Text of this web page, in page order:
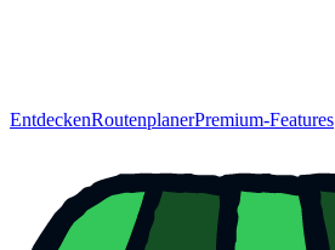
EntdeckenRoutenplanerPremium-Features